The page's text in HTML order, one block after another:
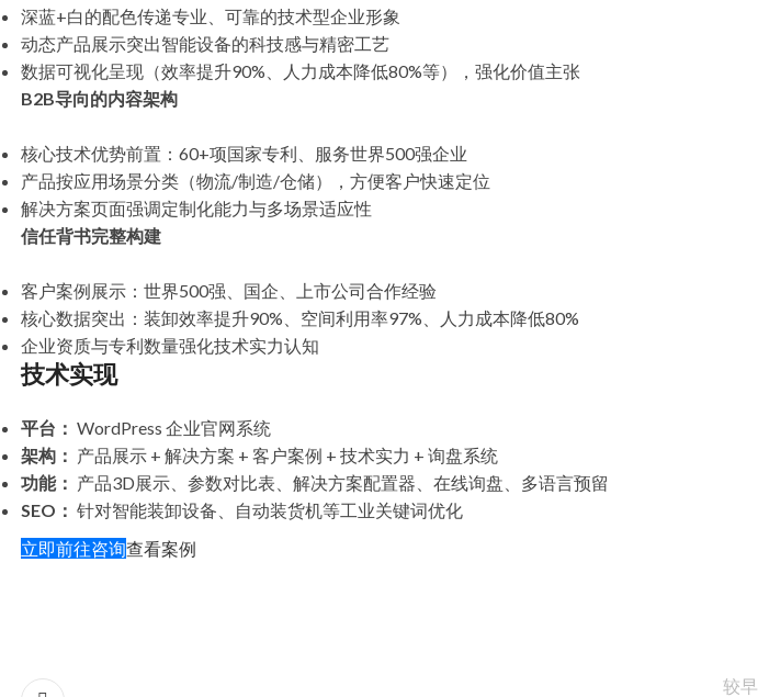
深蓝+白的配色传递专业、可靠的技术型企业形象
动态产品展示突出智能设备的科技感与精密工艺
数据可视化呈现（效率提升90%、人力成本降低80%等），强化价值主张
B2B导向的内容架构
核心技术优势前置：60+项国家专利、服务世界500强企业
产品按应用场景分类（物流/制造/仓储），方便客户快速定位
解决方案页面强调定制化能力与多场景适应性
信任背书完整构建
客户案例展示：世界500强、国企、上市公司合作经验
核心数据突出：装卸效率提升90%、空间利用率97%、人力成本降低80%
企业资质与专利数量强化技术实力认知
技术实现
平台： WordPress 企业官网系统
架构： 产品展示 + 解决方案 + 客户案例 + 技术实力 + 询盘系统
功能： 产品3D展示、参数对比表、解决方案配置器、在线询盘、多语言预留
SEO： 针对智能装卸设备、自动装货机等工业关键词优化
立即前往咨询查看案例
较早